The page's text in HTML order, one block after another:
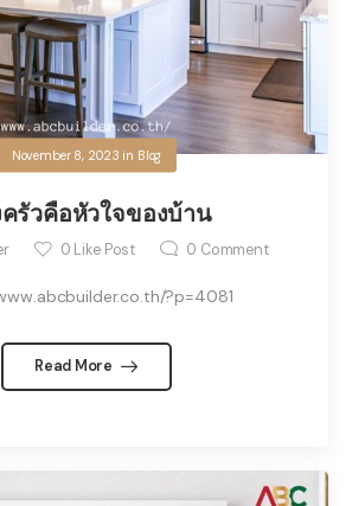
November 8, 2023 in Blog
รัวคือหัวใจของบ้าน
0 Like Post 0 Comment
?p=4081
Read More